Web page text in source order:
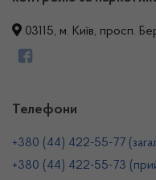
03115, м. Київ, просп.
Телефони
+380 (44) 422-55-77
+380 (44) 422-55-73